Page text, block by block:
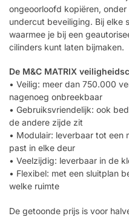
ongeoorloofd kopiëren,
undercut beveiliging. Bij elke
waarmee je bij een
cilinders kunt laten bijmaken.
De M&C MATRIX
• Veilig: meer dan 750.000
nagenoeg onbreekbaar
• Gebruiksvriendelijk: ook
de andere zijde zit
• Modulair: leverbaar tot een
past in elke deur
• Veelzijdig: leverbaar in de
• Flexibel: met een sluitplan
welke ruimte
De getoonde prijs is voor